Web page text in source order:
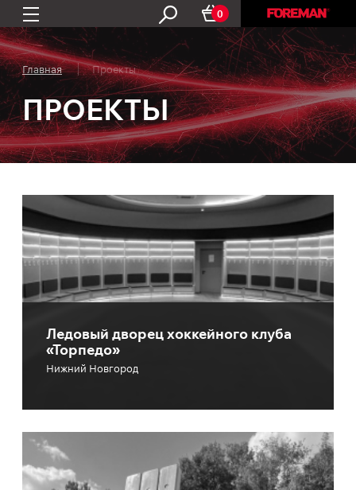
0
Главная Проекты
ПРОЕКТЫ
Ледовый дворец хоккейного клуба
«Торпедо»
Нижний Новгород